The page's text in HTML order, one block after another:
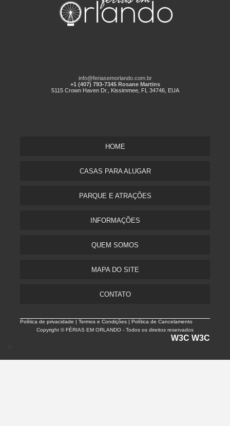
info@feriasemorlando.com.br
+1 (407) 793-7345 Rosane Martins
5115 Crown Haven Dr., Kissimmee, FL 34746, EUA
HOME
CASAS PARA ALUGAR
PARQUE E ATRAÇÕES
INFORMAÇÕES
QUEM SOMOS
MAPA DO SITE
CONTATO
Política de privacidade |Termos e Condições | Política de Cancelamento
Copyright © FÉRIAS EM ORLANDO - Todos os direitos reservados
W3C W3C